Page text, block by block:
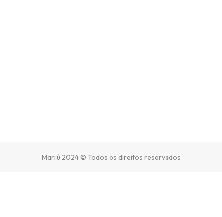
Marilú 2024 © Todos os direitos reservados